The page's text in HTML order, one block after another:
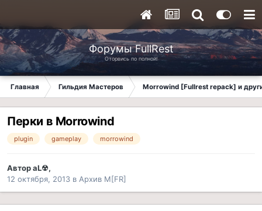
Форумы FullRest
Оторвись по полной!
Главная Гильдия Мастеров Morrowind [Fullrest repack] и
Перки в Morrowind
plugin gameplay morrowind
АвторaL☢,
12 октября, 2013 в Архив M[FR]